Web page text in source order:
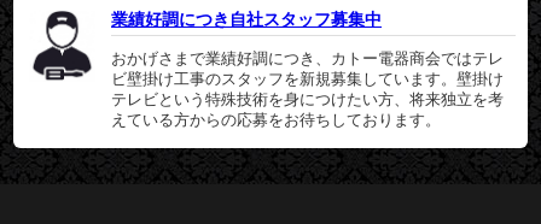
業績好調につき自社スタッフ募集中
おかげさまで業績好調につき、カトー電器商会ではテレ
ビ壁掛け工事のスタッフを新規募集しています。壁掛け
テレビという特殊技術を身につけたい方、将来独立を考
えている方からの応募をお待ちしております。